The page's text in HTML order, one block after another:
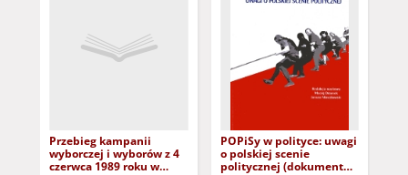
Przebieg kampanii
wyborczej i wyborów z 4
czerwca 1989 roku w
POPiSy w polityce: uwagi
o polskiej scenie
politycznej (dokument